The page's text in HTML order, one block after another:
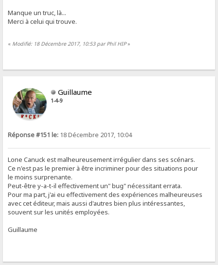
Manque un truc, là...
Merci à celui qui trouve.
« Modifié: 18 Décembre 2017, 10:53 par Phil HIP»
Guillaume
1-4-9
Réponse #151 le: 18 Décembre 2017, 10:04
Lone Canuck est malheureusement irrégulier dans ses scénars.
Ce n'est pas le premier à être incriminer pour des situations pour
le moins surprenante.
Peut-être y-a-t-il effectivement un" bug" nécessitant errata.
Pour ma part, j'ai eu effectivement des expériences malheureuses
avec cet éditeur, mais aussi d'autres bien plus intéressantes,
souvent sur les unités employées.
Guillaume